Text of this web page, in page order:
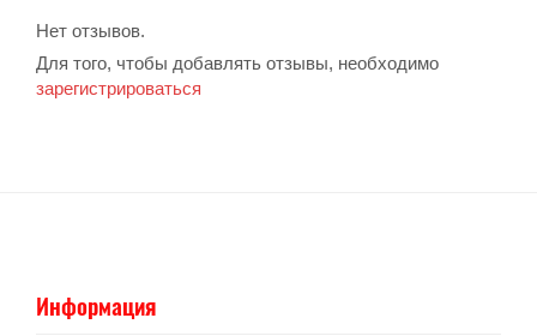
Нет отзывов.
Для того, чтобы добавлять отзывы, необходимо
зарегистрироваться
Информация